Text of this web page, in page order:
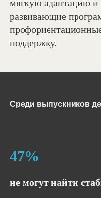
мягкую адаптацию и
развивающие
поддержку.
Среди выпускников
47%
не могут найти